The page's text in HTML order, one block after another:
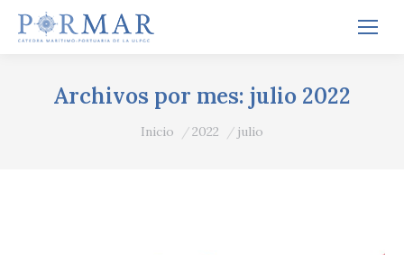
Archivos por mes: julio 2022
Estás aquí:
Inicio 2022 julio